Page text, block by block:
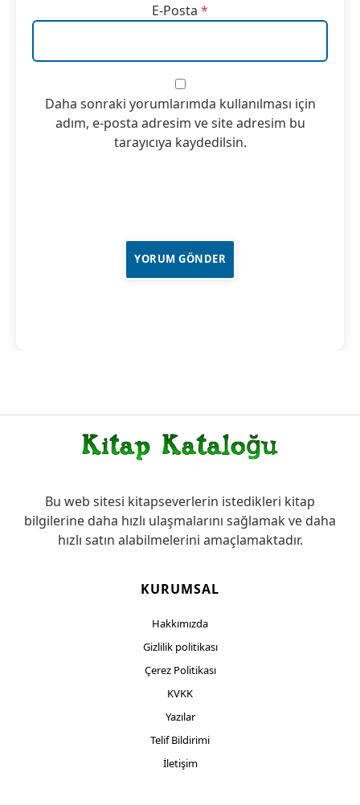
E-Posta *
Daha sonraki yorumlarımda kullanılması için
adım, e-posta adresim ve site adresim bu
tarayıcıya kaydedilsin.
Bu web sitesi kitapseverlerin istedikleri kitap
bilgilerine daha hızlı ulaşmalarını sağlamak ve daha
hızlı satın alabilmelerini amaçlamaktadır.
KURUMSAL
Hakkımızda
Gizlilik politikası
Çerez Politikası
KVKK
Yazılar
Telif Bildirimi
İletişim